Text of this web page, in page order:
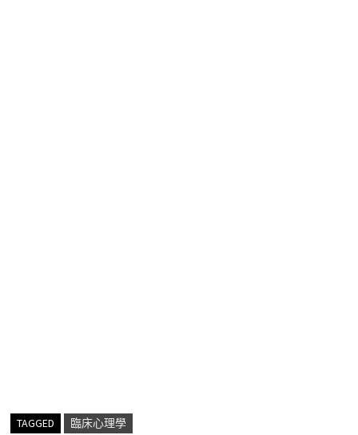
TAGGED 臨床心理學